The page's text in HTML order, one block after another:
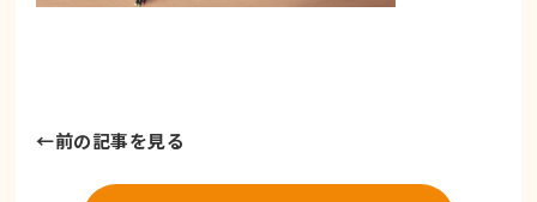
←前の記事を見る